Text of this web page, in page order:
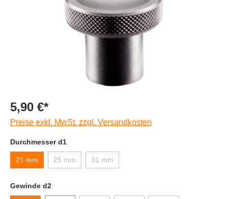
5,90 €*
Preise exkl. MwSt. zzgl. Versandkosten
Durchmesser d1
21 mm 25 mm 31 mm
Gewinde d2